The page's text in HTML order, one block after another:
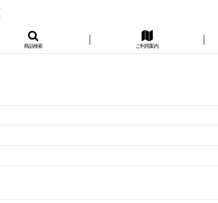
商品検索 ご利用案内